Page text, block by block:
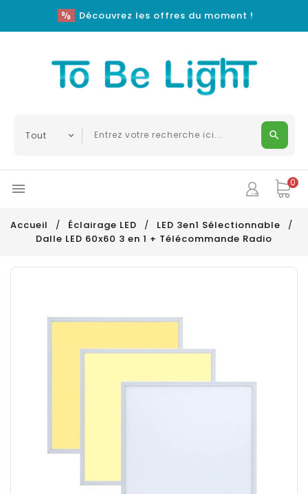
Découvrez les offres du moment !
 0
Accueil Éclairage LED
LED 3en1 Sélectionnable
Dalle LED 60x60 3 en 1 + Télécommande Radio